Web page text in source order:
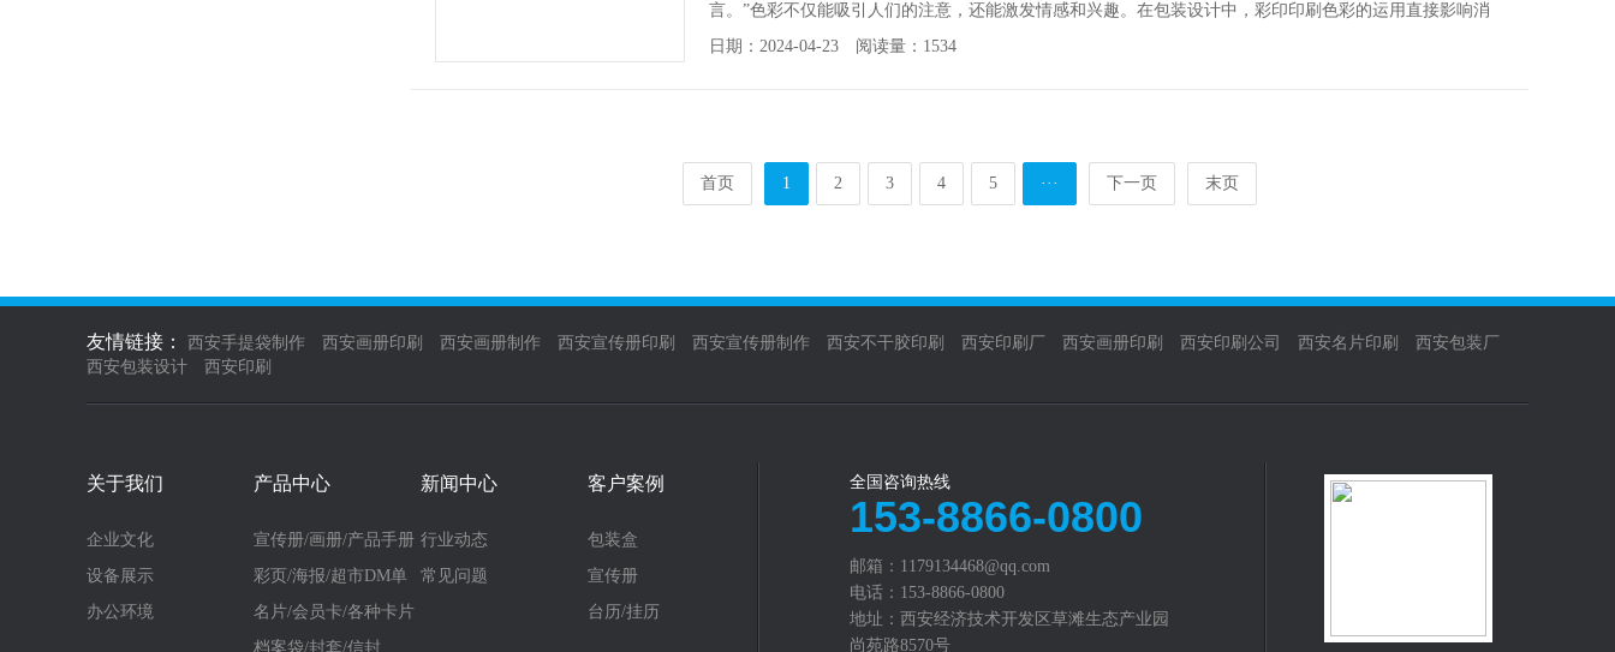
言。”色彩不仅能吸引人们的注意，还能激发情感和兴趣。在包装设计中，彩印印刷色彩的运用直接影响消
费...[详情]
日期：2024-04-23 阅读量：1534
首页 1 2 3 4 5 ··· 下一页 末页
友情链接： 西安手提袋制作 西安画册印刷 西安画册制作 西安宣传册印刷 西安宣传册制作 西安不干胶印刷 西安印刷厂 西安画册印刷 西安印刷公司 西安名片印刷
西安包装厂
西安包装设计
西安印刷
关于我们
企业文化
设备展示
办公环境
产品中心
宣传册/画册/产品手册
彩页/海报/超市DM单
名片/会员卡/各种卡片
档案袋/封套/信封
新闻中心
行业动态
常见问题
客户案例
包装盒
宣传册
台历/挂历
全国咨询热线
153-8866-0800
邮箱：1179134468@qq.com
电话：153-8866-0800
地址：西安经济技术开发区草滩生态产业园
尚苑路8570号